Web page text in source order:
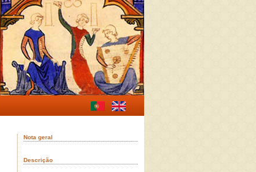
Nota geral
Descrição